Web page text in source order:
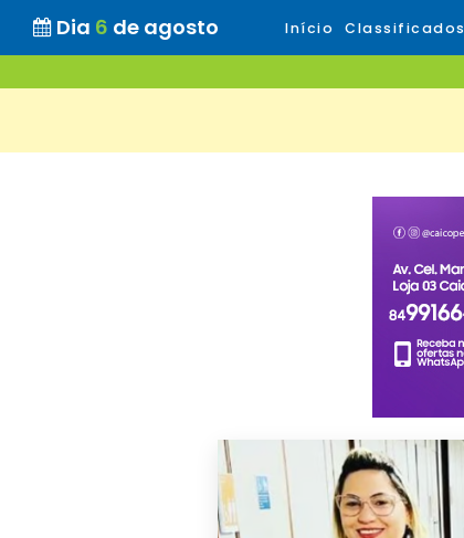
Dia 6 de agosto Início Classificados